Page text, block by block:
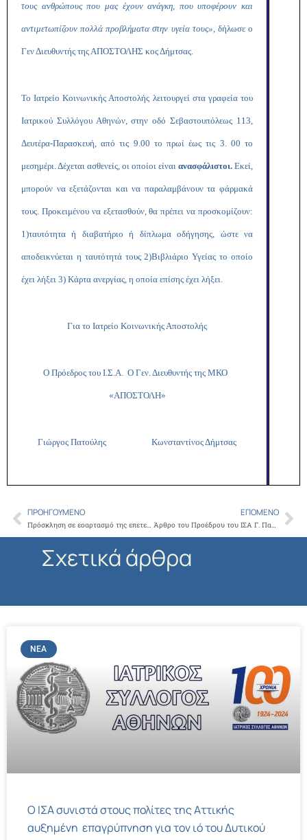
τους ανθρώπους που μας έχουν ανάγκη, που υποφέρουν και
αντιμετωπίζουν πολλά προβλήματα στην υγεία τους», δήλωσε ο
Γεν Διευθυντής της ΑΠΟΣΤΟΛΗΣ κος Δήμτσας.
Το Ιατρείο Κοινωνικής Αποστολής λειτουργεί στα γραφεία του
Ιατρικού Συλλόγου Αθηνών, στην οδό Σεβαστουπόλεως 113,
Δευτέρα-Παρασκευή, από τις 9.00 το πρωί έως τις 3. 00 το
μεσημέρι. Δέχεται ασθενείς, οι οποίοι είναι ανασφάλιστοι. Εκεί,
μπορούν να εξετάζονται και να παραλαμβάνουν τα φάρμακά
τους. Προκειμένου να εξετασθούν, θα πρέπει να προσκομίζουν:
1)ταυτότητα ή διαβατήριο ή δίπλωμα οδήγησης, ώστε να
αποδεικνύεται η ταυτότητά τους 2)Βιβλιάριο Υγείας το οποίο
έχει λήξει 3) Κάρτα ανεργίας, η οποία επίσης έχει λήξει.
Για το Ιατρείο Κοινωνικής Αποστολής
Ο Πρόεδρος του Ι.Σ.Α. Ο Γεν. Διευθυντής της ΜΚΟ
«ΑΠΟΣΤΟΛΗ»
Γιώργος Πατούλης Κωνσταντίνος Δήμτσας
Prev
ΠΡΟΗΓΟΎΜΕΝΟ
Πρόσκληση σε εοαρτασμό της επετείου της 25ης Μαρτίου 1821 “Ιατροί και Ιατρική στην Επανάσταση του 1821” από την “Αδελφότητα των Υδραίων Αθηνών”
ΕΠΌΜΕΝΟ
Άρθρο του Προέδρου του ΙΣΑ Γ. Πατούλη στο Βήμα: Διασφάλιση της αξιοπρεπούς εργασίας των γιατρών
Σχετικά άρθρα
ΝΈΑ
Ο ΙΣΑ συνιστά στους πολίτες της Αττικής
αυξημένη επαγρύπνηση για τον ιό του Δυτικού